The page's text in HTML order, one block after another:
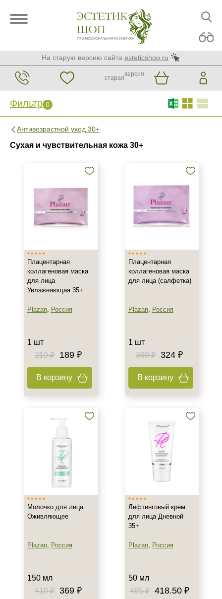
На старую версию сайта esteticshop.ru
старая
версия
Фильтр 0
Антивозрастной уход 30+
Сухая и чувствительная кожа 30+
Фильтр 0
Испания
Россия
Показать еще
Новинка
Новинка
Тип товара
Бустер
Гель
Гиалуроновая кислота
Показать еще
Миндальный
Салициловый
Класс косметики
Домашняя
Корейская
Показать еще
Все типы кожи
Жирная
Плацентарная
коллагеновая маска
для лица
Увлажняющая 35+
Plazan, Россия
1 шт
210 ₽
189 ₽
В корзину
Плацентарная
коллагеновая маска
для лица (салфетка)
Plazan, Россия
1 шт
360 ₽
324 ₽
В корзину
Молочко для лица
Оживляющее
Plazan, Россия
150 мл
410 ₽
369 ₽
Лифтинговый крем
для лица Дневной
35+
Plazan, Россия
50 мл
465 ₽
418.50 ₽